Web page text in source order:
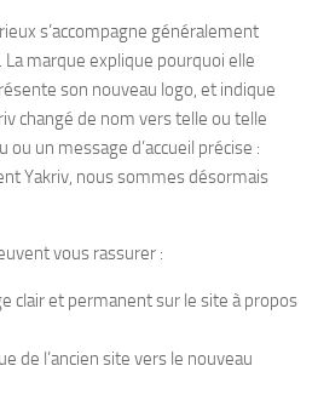
s’accompagne généralement
La marque explique pourquoi elle
son nouveau logo, et indique
changé de nom vers telle ou telle
un message d’accueil précise :
Yakriv, nous sommes désormais
vous rassurer :
clair et permanent sur le site à propos
de l’ancien site vers le nouveau